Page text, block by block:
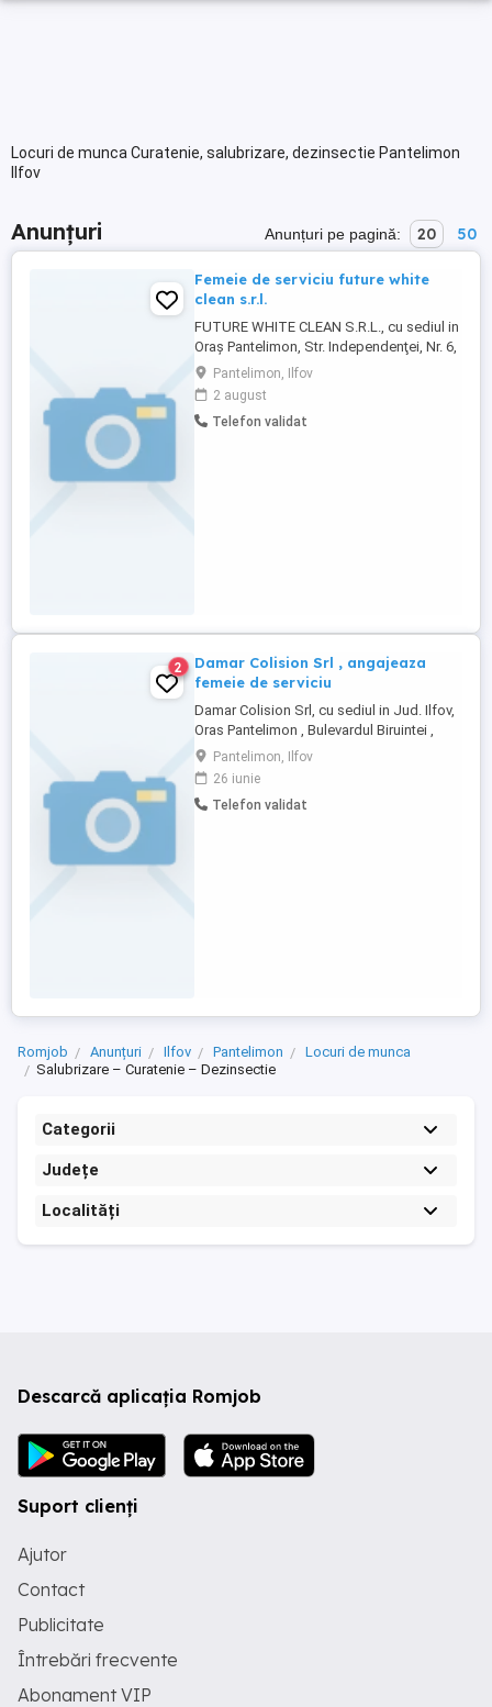
Locuri de munca Curatenie, salubrizare, dezinsectie Pantelimon
Ilfov
Anunțuri Anunțuri pe pagină: 20 50
Femeie de serviciu future white
clean s.r.l.
FUTURE WHITE CLEAN S.R.L., cu sediul in
Oraş Pantelimon, Str. Independenţei, Nr. 6,
tarla 59, Parcela A 616 1, parter,
Apartament 4, Județ Ilfov, angajeaza 2
persoane pe postul de Femeie de serviciu.
Candidatii trebuie sa aibe cunostinte de
Pantelimon, Ilfov
2 august
Telefon validat
2
Damar Colision Srl , angajeaza
femeie de serviciu
Damar Colision Srl, cu sediul in Jud. Ilfov,
Oras Pantelimon , Bulevardul Biruintei ,
Nr.89, angajeaza femeie de serviciu. Toate
detaliile le veti primi la interviu, in urma
selectie dvs.
Pantelimon, Ilfov
26 iunie
Telefon validat
Romjob Anunțuri Ilfov Pantelimon
Locuri de munca
Salubrizare – Curatenie – Dezinsectie
Categorii
Județe
Localități
Descarcă aplicația Romjob
Suport clienți
Ajutor
Contact
Publicitate
Întrebări frecvente
Abonament VIP